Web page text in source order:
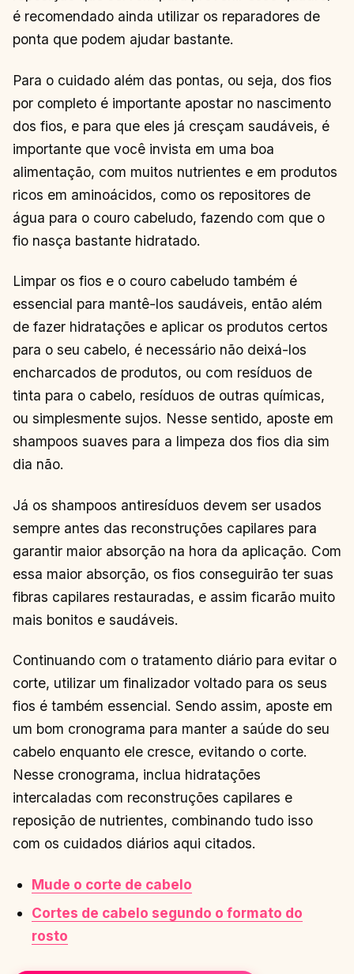
é recomendado ainda utilizar os reparadores de
ponta que podem ajudar bastante.
Para o cuidado além das pontas, ou seja, dos fios
por completo é importante apostar no nascimento
dos fios, e para que eles já cresçam saudáveis, é
importante que você invista em uma boa
alimentação, com muitos nutrientes e em produtos
ricos em aminoácidos, como os repositores de
água para o couro cabeludo, fazendo com que o
fio nasça bastante hidratado.
Limpar os fios e o couro cabeludo também é
essencial para mantê-los saudáveis, então além
de fazer hidratações e aplicar os produtos certos
para o seu cabelo, é necessário não deixá-los
encharcados de produtos, ou com resíduos de
tinta para o cabelo, resíduos de outras químicas,
ou simplesmente sujos. Nesse sentido, aposte em
shampoos suaves para a limpeza dos fios dia sim
dia não.
Já os shampoos antiresíduos devem ser usados
sempre antes das reconstruções capilares para
garantir maior absorção na hora da aplicação. Com
essa maior absorção, os fios conseguirão ter suas
fibras capilares restauradas, e assim ficarão muito
mais bonitos e saudáveis.
Continuando com o tratamento diário para evitar o
corte, utilizar um finalizador voltado para os seus
fios é também essencial. Sendo assim, aposte em
um bom cronograma para manter a saúde do seu
cabelo enquanto ele cresce, evitando o corte.
Nesse cronograma, inclua hidratações
intercaladas com reconstruções capilares e
reposição de nutrientes, combinando tudo isso
com os cuidados diários aqui citados.
Mude o corte de cabelo
Cortes de cabelo segundo o formato do
rosto